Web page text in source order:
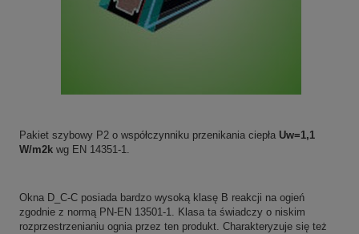
Pakiet szybowy P2 o współczynniku przenikania ciepła Uw=1,1
W/m2k wg EN 14351-1.
Okna D_C-C posiada bardzo wysoką klasę B reakcji na ogień
zgodnie z normą PN-EN 13501-1. Klasa ta świadczy o niskim
rozprzestrzenianiu ognia przez ten produkt. Charakteryzuje się też